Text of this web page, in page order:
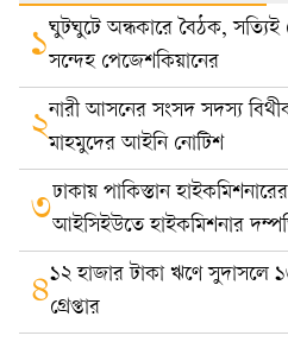
১ঘুটঘুটে অন্ধকারে বৈঠক, সত্যিই
সন্দেহ পেজেশকিয়ানের
২নারী আসনের সংসদ সদস্য
মাহমুদের আইনি নোটিশ
৩ঢাকায় পাকিস্তান
আইসিইউতে হাইকমিশনার
৪১২ হাজার টাকা ঋণে সুদাসলে
গ্রেপ্তার